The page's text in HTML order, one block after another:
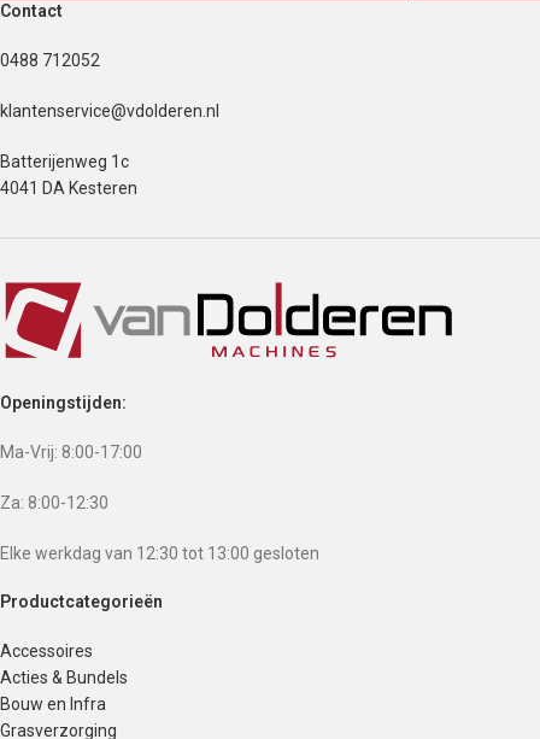
Contact
0488 712052
klantenservice@vdolderen.nl
Batterijenweg 1c
4041 DA Kesteren
Openingstijden:
Ma-Vrij: 8:00-17:00
Za: 8:00-12:30
Elke werkdag van 12:30 tot 13:00 gesloten
Productcategorieën
Accessoires
Acties & Bundels
Bouw en Infra
Grasverzorging